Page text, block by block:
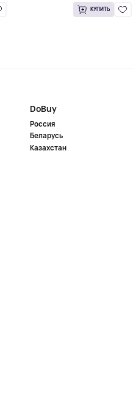
КУПИТЬ
DoBuy
Россия
Беларусь
Казахстан